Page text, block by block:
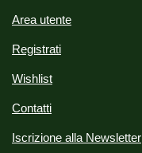
Area utente
Registrati
Wishlist
Contatti
Iscrizione alla Newsletter